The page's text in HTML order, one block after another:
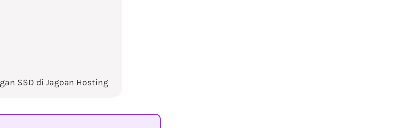
SSD di Jagoan Hosting